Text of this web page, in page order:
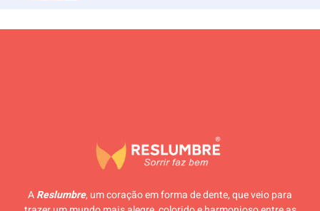
AReslumbre, um coração em forma de dente, que veio para